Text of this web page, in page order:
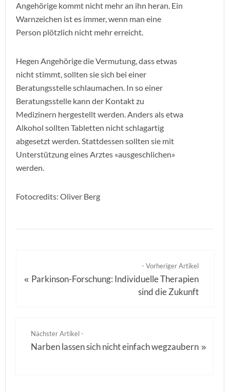
Angehörige kommt nicht mehr an ihn heran. Ein
Warnzeichen ist es immer, wenn man eine
Person plötzlich nicht mehr erreicht.
Hegen Angehörige die Vermutung, dass etwas
nicht stimmt, sollten sie sich bei einer
Beratungsstelle schlaumachen. In so einer
Beratungsstelle kann der Kontakt zu
Medizinern hergestellt werden. Anders als etwa
Alkohol sollten Tabletten nicht schlagartig
abgesetzt werden. Stattdessen sollten sie mit
Unterstützung eines Arztes «ausgeschlichen»
werden.
Fotocredits: Oliver Berg
- Vorheriger Artikel
« Parkinson-Forschung: Individuelle Therapien
sind die Zukunft
Nächster Artikel -
Narben lassen sich nicht einfach wegzaubern »